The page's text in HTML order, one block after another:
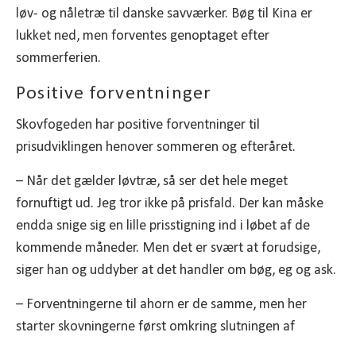
løv- og nåletræ til danske savværker. Bøg til Kina er
lukket ned, men forventes genoptaget efter
sommerferien.
Positive forventninger
Skovfogeden har positive forventninger til
prisudviklingen henover sommeren og efteråret.
– Når det gælder løvtræ, så ser det hele meget
fornuftigt ud. Jeg tror ikke på prisfald. Der kan måske
endda snige sig en lille prisstigning ind i løbet af de
kommende måneder. Men det er svært at forudsige,
siger han og uddyber at det handler om bøg, eg og ask.
– Forventningerne til ahorn er de samme, men her
starter skovningerne først omkring slutningen af